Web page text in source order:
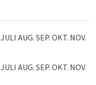
JULI AUG. SEP. OKT. NOV.
JULI AUG. SEP. OKT. NOV.